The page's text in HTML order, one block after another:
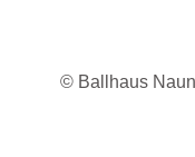
© Ballhaus